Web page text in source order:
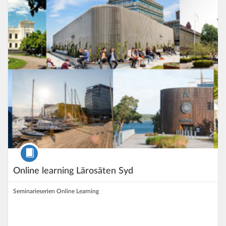
Online learning Lärosäten Syd
Kurs
Seminarieserien Online Learning